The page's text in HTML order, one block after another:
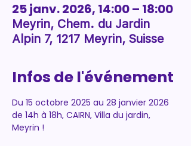
25 janv. 2026, 14:00 – 18:00
Meyrin, Chem. du Jardin
Alpin 7, 1217 Meyrin, Suisse
Infos de l'événement
Du 15 octobre 2025 au 28 janvier 2026
de 14h à 18h, CAIRN, Villa du jardin,
Meyrin !